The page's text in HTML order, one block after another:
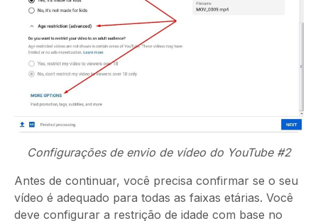
Configurações de envio de vídeo do YouTube #2
Antes de continuar, você precisa confirmar se o seu
vídeo é adequado para todas as faixas etárias. Você
deve configurar a restrição de idade com base no